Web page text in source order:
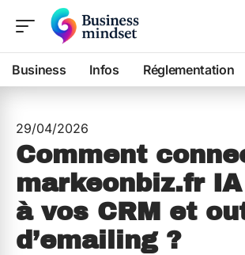
Business Infos Réglementation
29/04/2026
Comment
markeonbiz.fr
à vos CRM et
d’emailing ?